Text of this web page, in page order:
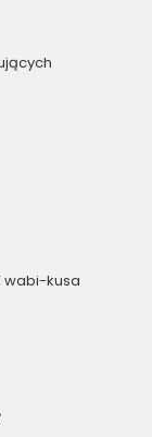
wabi-kusa